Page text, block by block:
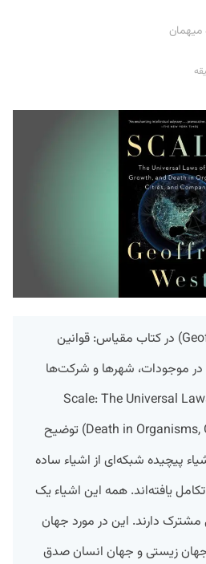
میهمان
جفری وست (Geoffrey West) در کتاب مقیاس: قوانین
در موجودات، شهرها و شرکت‌ها
(Scale: The Universal
Death in Organisms, Cities, and Companies) توضیح
پیچیده شبکه‌ای از اشیاء ساده
یافته‌اند. همه این اشیاء یک
دارند. این در مورد جهان
جهان زیستی و جهان انسان صدق